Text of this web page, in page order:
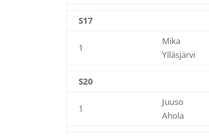
S17
1
Mika
Ylläsjärvi
S20
1
Juuso
Ahola